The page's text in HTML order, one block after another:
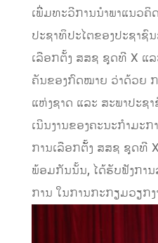
ເພີີ່ມທະວີການນໍາພາແນວຄິ
ປະຊາທິປະໄຕຂອງປະຊາຊົ
ເລືອກຕັ້ງ ສສຊ ຊຸດທີ X ແ
ຄັນຂອງກົດໝາຍ ວ່າດ້ວຍ
ແຫ່ງຊາດ ແລະ ສະພາປະຊ
ເນີນງານຂອງຄະນະກໍາມະ
ການເລືອກຕັັ້ງ ສສຊ ຊຸດທີ
ພ້ອມກັນນັ້ນ, ໄດ້ຮັບຟັງການ
ການ ໃນການກະກຽມວຽກ